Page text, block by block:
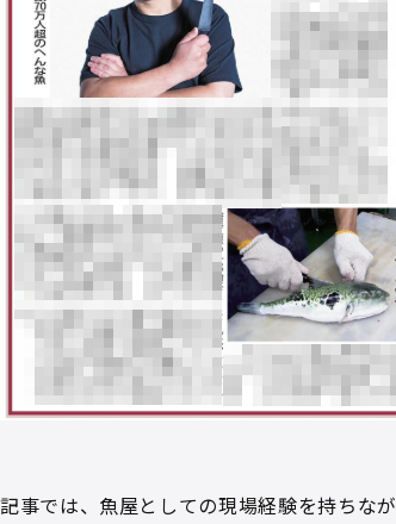
記事では、魚屋としての現場経験を持ちな